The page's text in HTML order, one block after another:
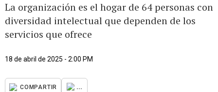
La organización es el hogar de 64 personas con
diversidad intelectual que dependen de los
servicios que ofrece
18 de abril de 2025 - 2:00 PM
COMPARTIR ...